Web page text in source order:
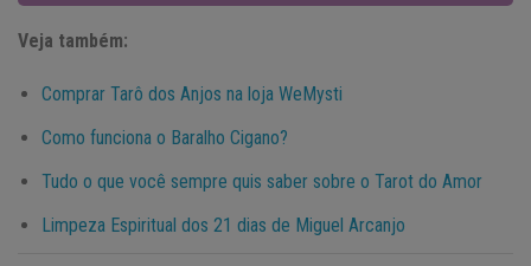
Veja também:
Comprar Tarô dos Anjos na loja WeMysti
Como funciona o Baralho Cigano?
Tudo o que você sempre quis saber sobre o Tarot do Amor
Limpeza Espiritual dos 21 dias de Miguel Arcanjo